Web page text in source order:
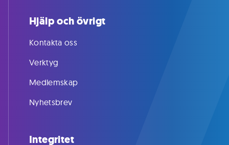
Hjälp och övrigt
Kontakta oss
Verktyg
Medlemskap
Nyhetsbrev
Integritet